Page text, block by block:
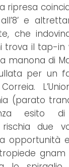
e
che
trova il tap-
manona di
per un
(parato
esito
rischia due
opportunità